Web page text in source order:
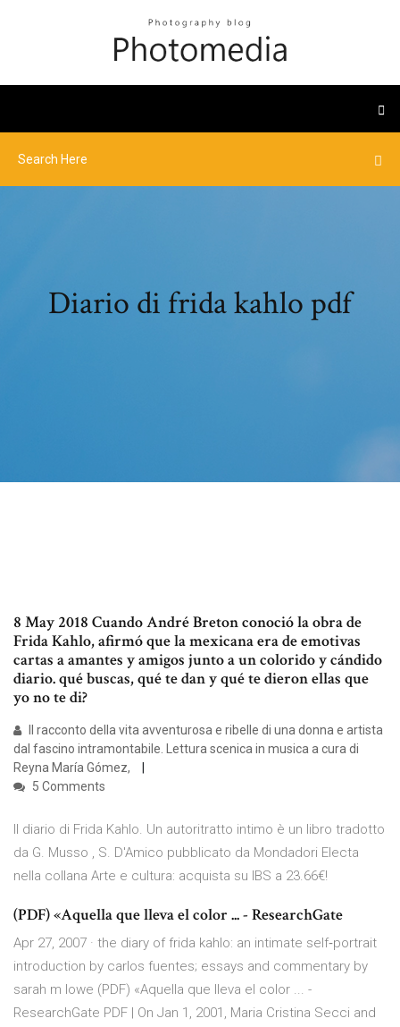
Diario di frida kahlo pdf
8 May 2018 Cuando André Breton conoció la obra de
Frida Kahlo, afirmó que la mexicana era de emotivas
cartas a amantes y amigos junto a un colorido y cándido
diario. qué buscas, qué te dan y qué te dieron ellas que
yo no te di?
Il racconto della vita avventurosa e ribelle di una donna e artista
dal fascino intramontabile. Lettura scenica in musica a cura di
Reyna María Gómez,
5 Comments
Il diario di Frida Kahlo. Un autoritratto intimo è un libro tradotto
da G. Musso , S. D'Amico pubblicato da Mondadori Electa
nella collana Arte e cultura: acquista su IBS a 23.66€!
(PDF) «Aquella que lleva el color ... - ResearchGate
Apr 27, 2007 · the diary of frida kahlo: an intimate self‐portrait
introduction by carlos fuentes; essays and commentary by
sarah m lowe (PDF) «Aquella que lleva el color ... -
ResearchGate PDF | On Jan 1, 2001, Maria Cristina Secci and